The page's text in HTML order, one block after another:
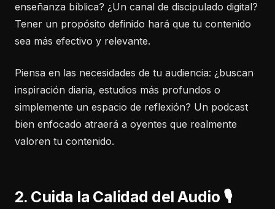
enseñanza bíblica? ¿Un canal de discipulado digital?
Tener un propósito definido hará que tu contenido
sea más efectivo y relevante.
Piensa en las necesidades de tu audiencia: ¿buscan
inspiración diaria, estudios más profundos o
simplemente un espacio de reflexión? Un podcast
bien enfocado atraerá a oyentes que realmente
valoren tu contenido.
2. Cuida la Calidad del Audio 🎙️